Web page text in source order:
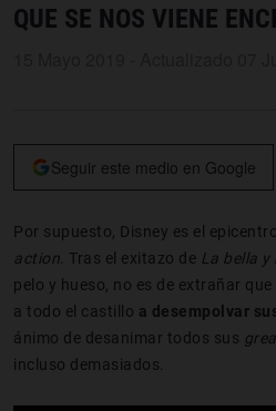
QUE SE NOS VIENE
Seguir este medio en Google
Por supuesto, Disney es el
action . Tras el exitazo de La bella y
pelo y hueso, no es de extrañar
a todo el castillo a desempolvar
ánimo de desanimar todos sus
incluso demasiados.